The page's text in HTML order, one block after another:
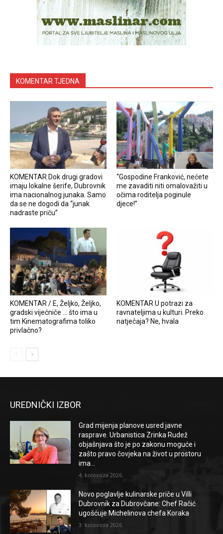
KOMENTAR TJEDNA
KOMENTAR Dok drugi gradovi
imaju lokalne šerife, Dubrovnik
ima nacionalnog junaka. Samo
da se ne dogodi da “junak
nadraste priču”
“Gospodine Franković, nećete
me zavaditi niti omalovažiti u
očima roditelja poginule
djece!”
KOMENTAR / E, Željko, Željko,
gradski vijećniče … što ima u
tim Kinematografima toliko
privlačno?
KOMENTAR U potrazi za
ravnateljima u kulturi. Preko
natječaja? Ne, hvala
UREDNIČKI IZBOR
Grad mijenja planove usred javne
rasprave. Urbanistica Zrinka Rudež
objašnjava što je po zakonu moguće i
zašto pravo čovjeka na život u prostoru
ima...
4. kolovoza 2026.
Novo poglavlje kulinarske priče u Villi
Dubrovnik za Dubrovčane: Chef Račić
ugošćuje Michelinova chefa Koraka
3. kolovoza 2026.